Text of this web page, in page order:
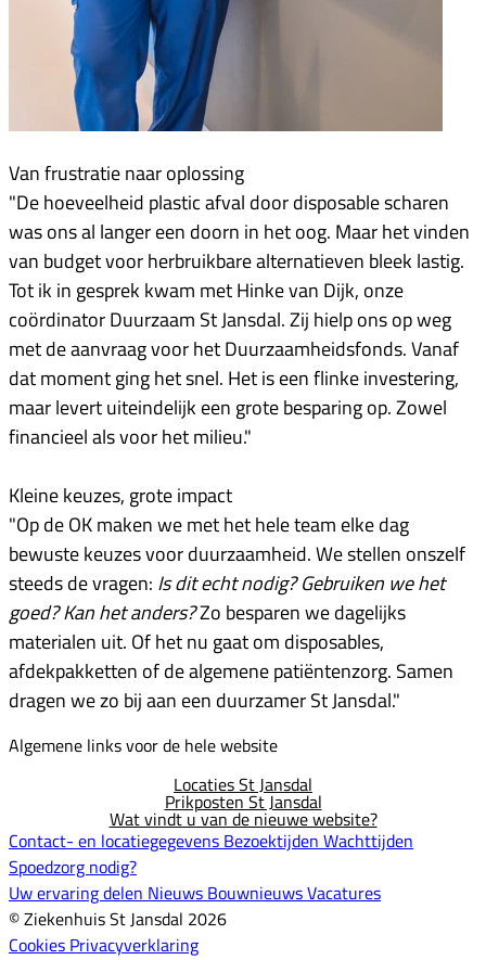
Van frustratie naar oplossing
"De hoeveelheid plastic afval door disposable scharen
was ons al langer een doorn in het oog. Maar het vinden
van budget voor herbruikbare alternatieven bleek lastig.
Tot ik in gesprek kwam met Hinke van Dijk, onze
coördinator Duurzaam St Jansdal. Zij hielp ons op weg
met de aanvraag voor het Duurzaamheidsfonds. Vanaf
dat moment ging het snel. Het is een flinke investering,
maar levert uiteindelijk een grote besparing op. Zowel
financieel als voor het milieu."
Kleine keuzes, grote impact
"Op de OK maken we met het hele team elke dag
bewuste keuzes voor duurzaamheid. We stellen onszelf
steeds de vragen: Is dit echt nodig? Gebruiken we het
goed? Kan het anders?Zo besparen we dagelijks
materialen uit. Of het nu gaat om disposables,
afdekpakketten of de algemene patiëntenzorg. Samen
dragen we zo bij aan een duurzamer St Jansdal."
Algemene links voor de hele website
Locaties St Jansdal
Prikposten St Jansdal
Wat vindt u van de nieuwe website?
Contact- en locatiegegevens Bezoektijden Wachttijden
Spoedzorg nodig?
Uw ervaring delen Nieuws BouwnieuwsVacatures
© Ziekenhuis St Jansdal 2026
Cookies Privacyverklaring